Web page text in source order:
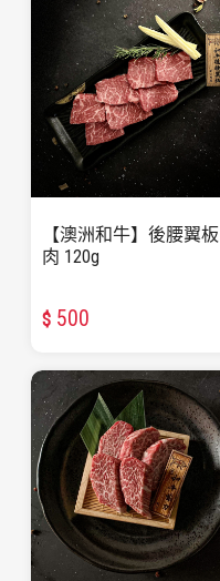
【澳洲和牛】後腰翼板
肉 120g
$ 500